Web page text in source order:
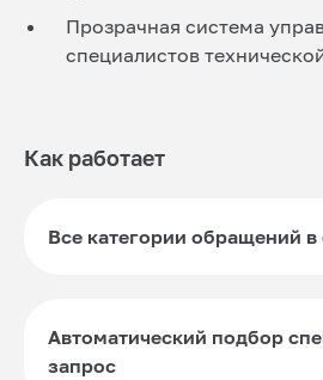
Прозрачная система
специалистов
Как работает
Все категории обращений
Автоматический подбор
запрос